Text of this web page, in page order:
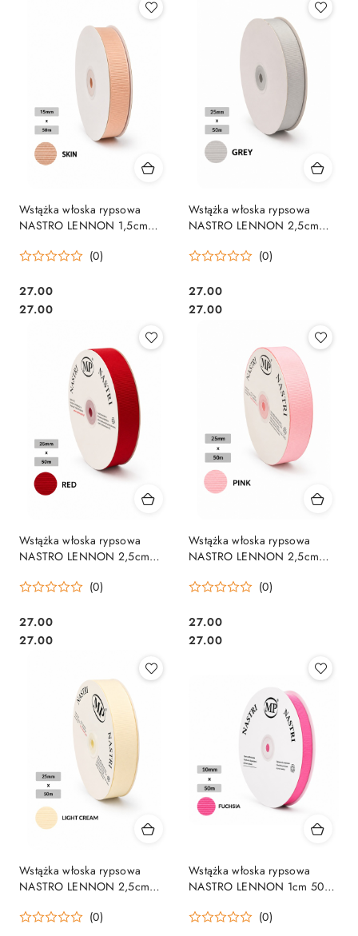
Wstążka włoska rypsowa
NASTRO LENNON 1,5cm
(0)
Cena:
27.00
Cena:
27.00
Wstążka włoska rypsowa
NASTRO LENNON 2,5cm
(0)
Cena:
27.00
Cena:
27.00
Wstążka włoska rypsowa
NASTRO LENNON 2,5cm
(0)
Cena:
27.00
Cena:
27.00
Wstążka włoska rypsowa
NASTRO LENNON 2,5cm
(0)
Cena:
27.00
Cena:
27.00
Wstążka włoska rypsowa
NASTRO LENNON 2,5cm
(0)
Wstążka włoska rypsowa
NASTRO LENNON 1cm 50m
(0)